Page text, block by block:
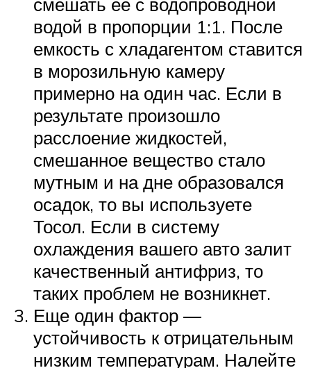
смешать ее с водопроводной
водой в пропорции 1:1. После
емкость с хладагентом ставится
в морозильную камеру
примерно на один час. Если в
результате произошло
расслоение жидкостей,
смешанное вещество стало
мутным и на дне образовался
осадок, то вы используете
Тосол. Если в систему
охлаждения вашего авто залит
качественный антифриз, то
таких проблем не возникнет.
Еще один фактор —
устойчивость к отрицательным
низким температурам. Налейте